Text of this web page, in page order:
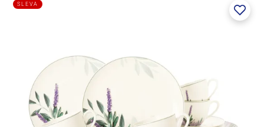
SLEVA